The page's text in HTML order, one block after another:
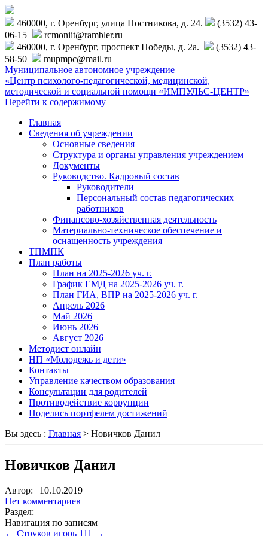
460000, г. Оренбург, улица Постникова, д. 24.
(3532) 43-
06-15
rcmoniit@rambler.ru
460000, г. Оренбург, проспект Победы, д. 2а.
(3532) 43-
58-50
mupmpc@mail.ru
Муниципальное автономное учреждение
«Центр психолого-педагогической, медицинской,
методической и социальной помощи «ИМПУЛЬС-ЦЕНТР»
Перейти к содержимому
Главная
Сведения об учреждении
Основные сведения
Структура и органы управления учреждением
Документы
Руководство. Кадровый состав
Руководители
Персональный состав педагогических
работников
Финансово-хозяйственная деятельность
Материально-техническое обеспечение и
оснащенность учреждения
ТПМПК
План работы
План на 2025-2026 уч. г.
График ЕМД на 2025-2026 уч. г.
План ГИА, ВПР на 2025-2026 уч. г.
Апрель 2026
Май 2026
Июнь 2026
Август 2026
Методист онлайн
НП «Молодежь и дети»
Контакты
Управление качеством образования
Консультации для родителей
Противодействие коррупции
Поделись портфелем достижений
Вы здесь : Главная > Новичков Данил
Новичков Данил
Автор: | 10.10.2019
Нет комментариев
Раздел:
Навигация по записям
← Струков игорь 111 →